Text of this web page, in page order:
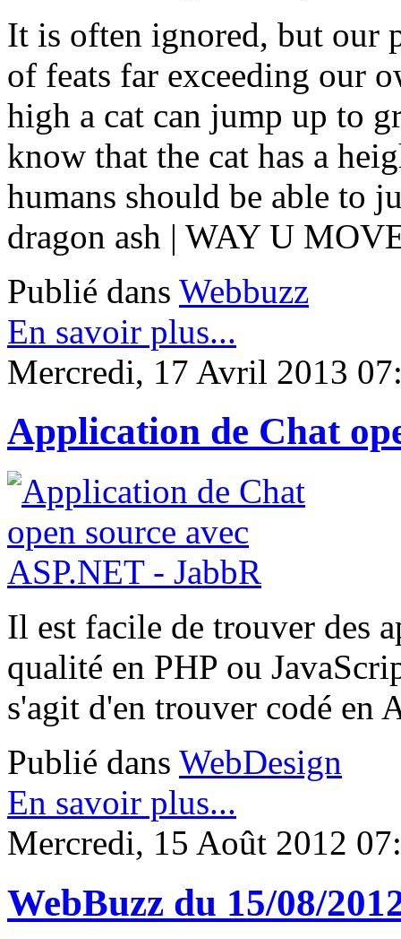
It is often ignored, but our
of feats far exceeding our
high a cat can jump up to
know that the cat has a
humans should be able to
dragon ash | WAY U
Publié dans Webbuzz
En savoir plus...
Mercredi, 17 Avril 2013
Application de Chat
Il est facile de trouver des
qualité en PHP ou
s'agit d'en trouver codé en
Publié dans WebDesign
En savoir plus...
Mercredi, 15 Août 2012
WebBuzz du 15/08/